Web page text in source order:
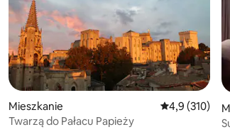
4,97 na 5, liczba recenzji: 105
Mieszkanie Średnia
4,9 (310)
Twarzą do Pałacu Papieży